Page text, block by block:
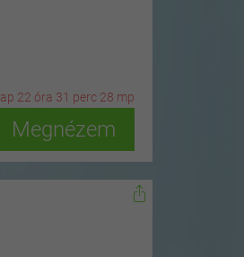
ap 22 óra 31 perc 27 mp
Megnézem